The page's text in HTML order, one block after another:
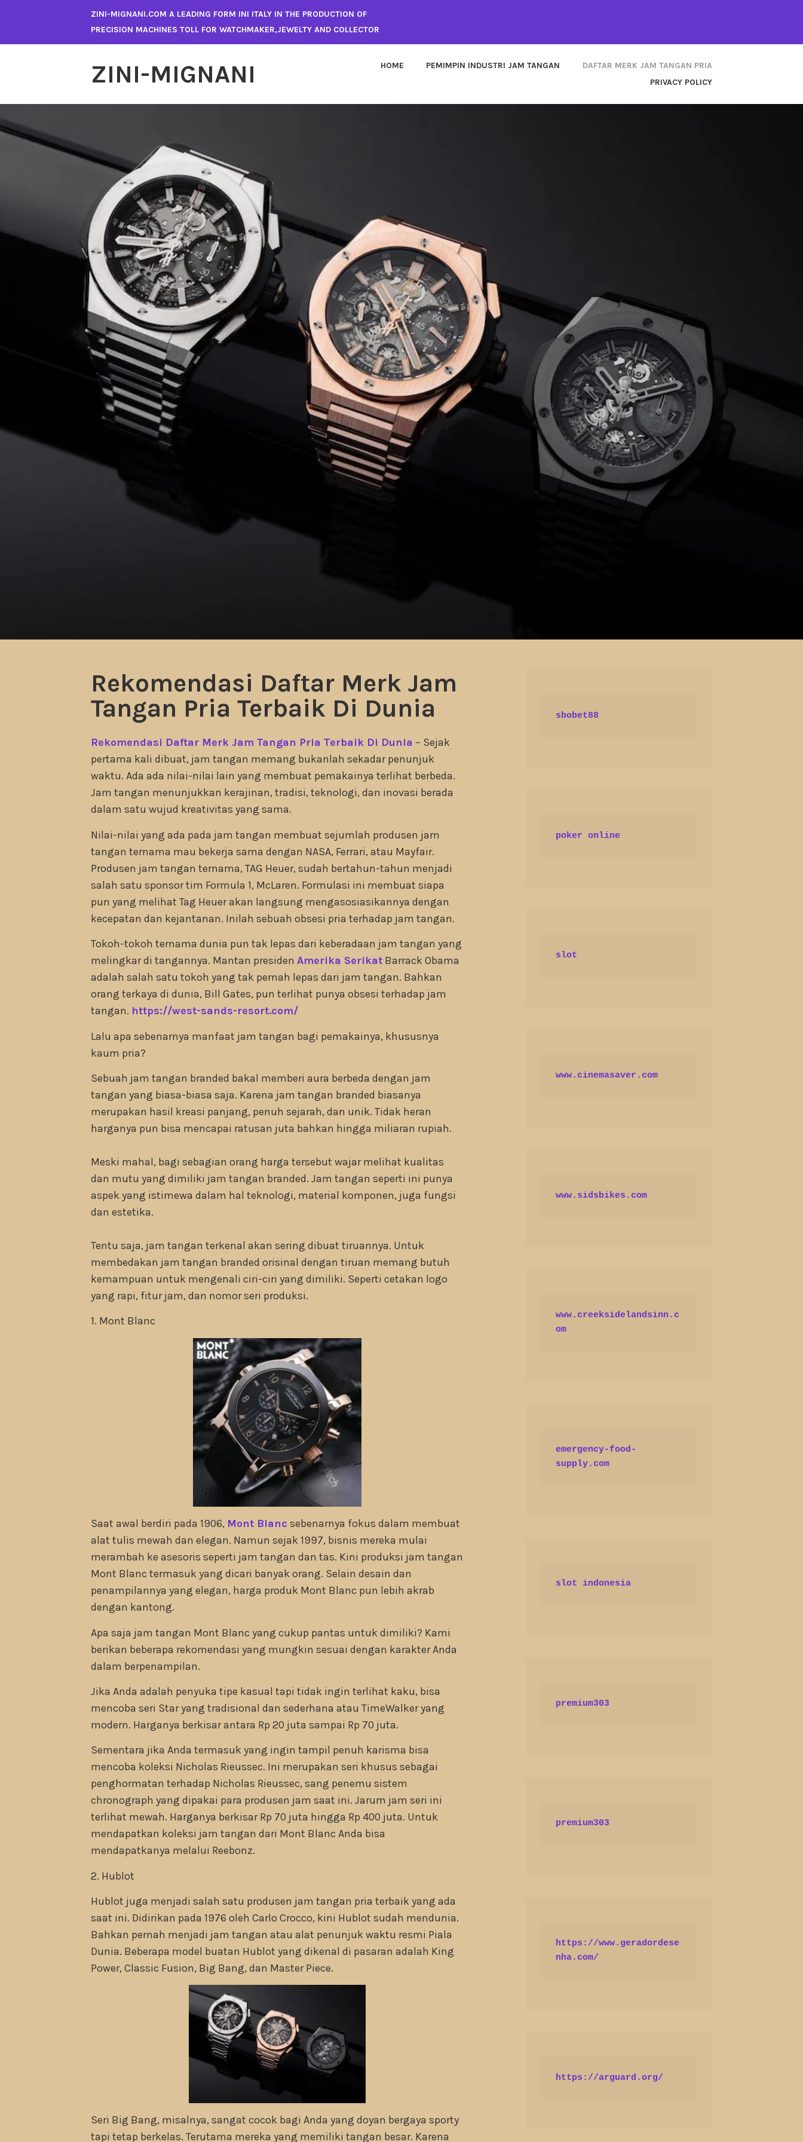
ZINI-MIGNANI.COM A LEADING FORM INI ITALY IN THE PRODUCTION OF
PRECISION MACHINES TOLL FOR WATCHMAKER,JEWELTY AND COLLECTOR
ZINI-MIGNANI HOME PEMIMPIN INDUSTRI JAM TANGAN
DAFTAR MERK JAM TANGAN PRIA
PRIVACY POLICY
Rekomendasi Daftar Merk Jam
Tangan Pria Terbaik Di Dunia
Rekomendasi Daftar Merk Jam Tangan Pria Terbaik Di Dunia – Sejak
pertama kali dibuat, jam tangan memang bukanlah sekadar penunjuk
waktu. Ada ada nilai-nilai lain yang membuat pemakainya terlihat berbeda.
Jam tangan menunjukkan kerajinan, tradisi, teknologi, dan inovasi berada
dalam satu wujud kreativitas yang sama.
Nilai-nilai yang ada pada jam tangan membuat sejumlah produsen jam
tangan ternama mau bekerja sama dengan NASA, Ferrari, atau Mayfair.
Produsen jam tangan ternama, TAG Heuer, sudah bertahun-tahun menjadi
salah satu sponsor tim Formula 1, McLaren. Formulasi ini membuat siapa
pun yang melihat Tag Heuer akan langsung mengasosiasikannya dengan
kecepatan dan kejantanan. Inilah sebuah obsesi pria terhadap jam tangan.
Tokoh-tokoh ternama dunia pun tak lepas dari keberadaan jam tangan yang
melingkar di tangannya. Mantan presiden Amerika Serikat Barrack Obama
adalah salah satu tokoh yang tak pernah lepas dari jam tangan. Bahkan
orang terkaya di dunia, Bill Gates, pun terlihat punya obsesi terhadap jam
tangan. https://west-sands-resort.com/
Lalu apa sebenarnya manfaat jam tangan bagi pemakainya, khususnya
kaum pria?
Sebuah jam tangan branded bakal memberi aura berbeda dengan jam
tangan yang biasa-biasa saja. Karena jam tangan branded biasanya
merupakan hasil kreasi panjang, penuh sejarah, dan unik. Tidak heran
harganya pun bisa mencapai ratusan juta bahkan hingga miliaran rupiah.
Meski mahal, bagi sebagian orang harga tersebut wajar melihat kualitas
dan mutu yang dimiliki jam tangan branded. Jam tangan seperti ini punya
aspek yang istimewa dalam hal teknologi, material komponen, juga fungsi
dan estetika.
Tentu saja, jam tangan terkenal akan sering dibuat tiruannya. Untuk
membedakan jam tangan branded orisinal dengan tiruan memang butuh
kemampuan untuk mengenali ciri-ciri yang dimiliki. Seperti cetakan logo
yang rapi, fitur jam, dan nomor seri produksi.
1. Mont Blanc
Saat awal berdiri pada 1906, Mont Blanc sebenarnya fokus dalam membuat
alat tulis mewah dan elegan. Namun sejak 1997, bisnis mereka mulai
merambah ke asesoris seperti jam tangan dan tas. Kini produksi jam tangan
Mont Blanc termasuk yang dicari banyak orang. Selain desain dan
penampilannya yang elegan, harga produk Mont Blanc pun lebih akrab
dengan kantong.
Apa saja jam tangan Mont Blanc yang cukup pantas untuk dimiliki? Kami
berikan beberapa rekomendasi yang mungkin sesuai dengan karakter Anda
dalam berpenampilan.
Jika Anda adalah penyuka tipe kasual tapi tidak ingin terlihat kaku, bisa
mencoba seri Star yang tradisional dan sederhana atau TimeWalker yang
modern. Harganya berkisar antara Rp 20 juta sampai Rp 70 juta.
Sementara jika Anda termasuk yang ingin tampil penuh karisma bisa
mencoba koleksi Nicholas Rieussec. Ini merupakan seri khusus sebagai
penghormatan terhadap Nicholas Rieussec, sang penemu sistem
chronograph yang dipakai para produsen jam saat ini. Jarum jam seri ini
terlihat mewah. Harganya berkisar Rp 70 juta hingga Rp 400 juta. Untuk
mendapatkan koleksi jam tangan dari Mont Blanc Anda bisa
mendapatkanya melalui Reebonz.
2. Hublot
Hublot juga menjadi salah satu produsen jam tangan pria terbaik yang ada
saat ini. Didirikan pada 1976 oleh Carlo Crocco, kini Hublot sudah mendunia.
Bahkan pernah menjadi jam tangan atau alat penunjuk waktu resmi Piala
Dunia. Beberapa model buatan Hublot yang dikenal di pasaran adalah King
Power, Classic Fusion, Big Bang, dan Master Piece.
Seri Big Bang, misalnya, sangat cocok bagi Anda yang doyan bergaya sporty
tapi tetap berkelas. Terutama mereka yang memiliki tangan besar. Karena
sbobet88
poker online
slot
www.cinemasaver.com
www.sidsbikes.com
www.creeksidelandsinn.c
om
emergency-food-
supply.com
slot indonesia
premium303
premium303
https://www.geradordese
nha.com/
https://arguard.org/